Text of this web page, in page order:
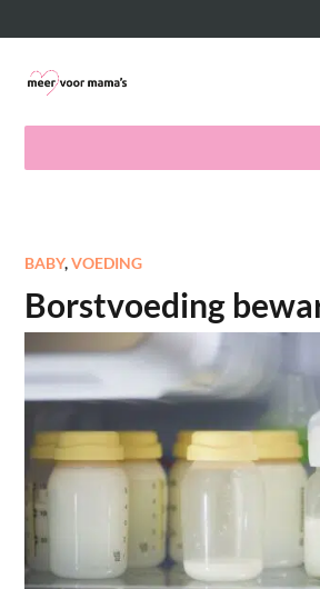
BABY,VOEDING
Borstvoeding